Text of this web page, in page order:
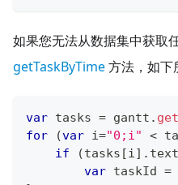
如果您无法从数据集中获取
getTaskByTime方法，如下
var tasks = gantt .
for
(var i="0;i" <
if
(tasks [i] . text
var taskId =